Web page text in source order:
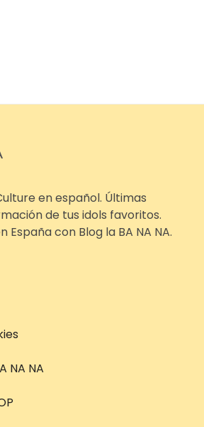
en español. Últimas
de tus idols favoritos.
España con Blog la BA NA NA.
NA NA